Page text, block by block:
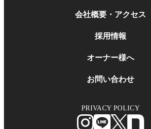
会社概要・アクセス
採用情報
オーナー様へ
お問い合わせ
PRIVACY POLICY